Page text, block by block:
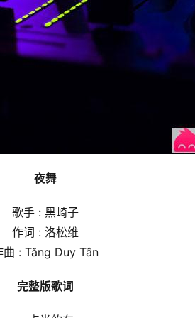
夜舞
歌手 : 黑崎子
作词 : 洛松维
曲 : Tăng Duy Tân
完整版歌词